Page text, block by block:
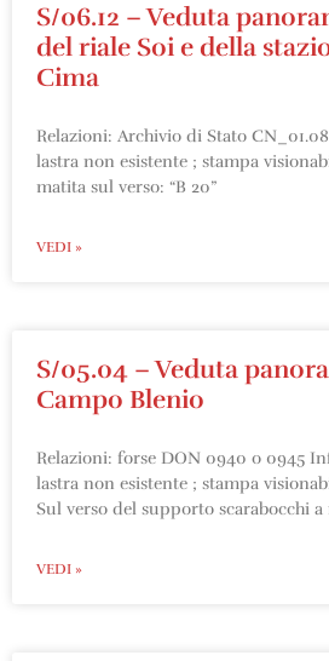
S/06.12 – Veduta
del riale Soi e della
Cima
Relazioni: Archivio di Stato
lastra non esistente ; stampa
matita sul verso: “B 20”
VEDI »
S/05.04 – Veduta
Campo Blenio
Relazioni: forse DON 0940 o 0945
lastra non esistente ; stampa
Sul verso del supporto scarabocchi a
VEDI »